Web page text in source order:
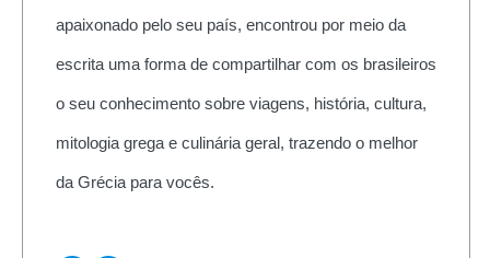
apaixonado pelo seu país, encontrou por meio da
escrita uma forma de compartilhar com os brasileiros
o seu conhecimento sobre viagens, história, cultura,
mitologia grega e culinária geral, trazendo o melhor
da Grécia para vocês.